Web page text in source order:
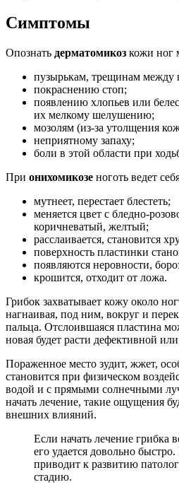
Симптомы
Опознать дерматомикоз кожи ног
пузырькам, трещинам между
покраснению стоп;
появлению хлопьев или
их мелкому шелушению;
мозолям (из-за утолщения
неприятному запаху;
боли в этой области при
При онихомикозе ноготь ведет
мутнеет, перестает блестеть;
меняется цвет с бледно-
коричневатый, желтый;
расслаивается, становится
поверхность пластинки
появляются неровности,
крошится, отходит от ложа.
Грибок захватывает кожу около
нагнаивая, под ним, вокруг и
пальца. Отслоившаяся пластина
новая будет расти дефективной
Пораженное место зудит, жжет,
становится при физическом
водой и с прямыми солнечными
начать лечение, такие ощущения
внешних влияний.
Если начать лечение грибка
его удается довольно
приводит к развитию
стадию.